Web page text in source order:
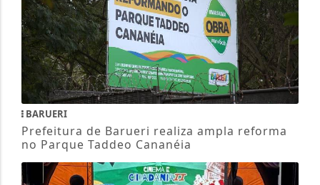
BARUERI
Prefeitura de Barueri realiza ampla reforma
no Parque Taddeo Cananéia